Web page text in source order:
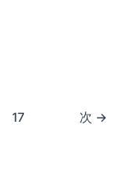
17 次 →